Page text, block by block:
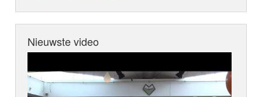
Nieuwste video